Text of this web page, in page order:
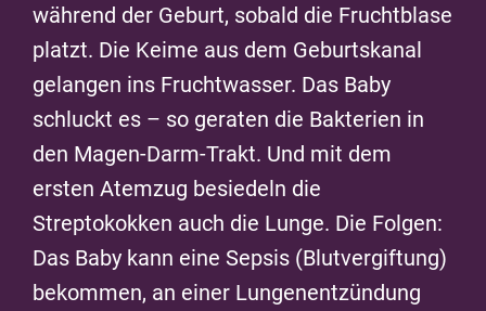
während der Geburt, sobald die Fruchtblase
platzt. Die Keime aus dem Geburtskanal
gelangen ins Fruchtwasser. Das Baby
schluckt es – so geraten die Bakterien in
den Magen-Darm-Trakt. Und mit dem
ersten Atemzug besiedeln die
Streptokokken auch die Lunge. Die Folgen:
Das Baby kann eine Sepsis (Blutvergiftung)
bekommen, an einer Lungenentzündung